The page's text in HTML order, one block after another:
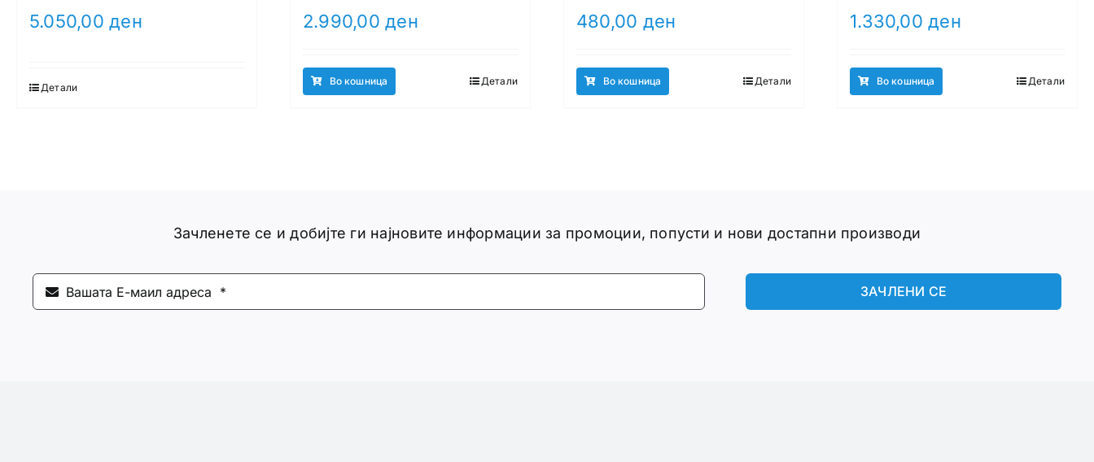
5.050,00ден
Детали
2.990,00ден
Во кошница Детали
480,00 ден
Во кошница Детали
1.330,00ден
Во кошница Детали
Зачленете се и добијте ги најновите информации за промоции, попусти и нови достапни производи
ЗАЧЛЕНИ СЕ